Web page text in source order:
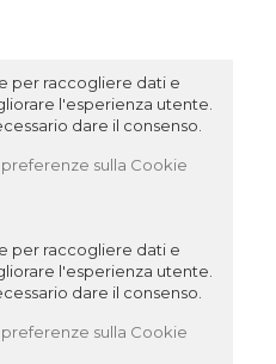
per raccogliere dati e
l'esperienza utente.
dare il consenso.
sulla Cookie
per raccogliere dati e
l'esperienza utente.
dare il consenso.
sulla Cookie